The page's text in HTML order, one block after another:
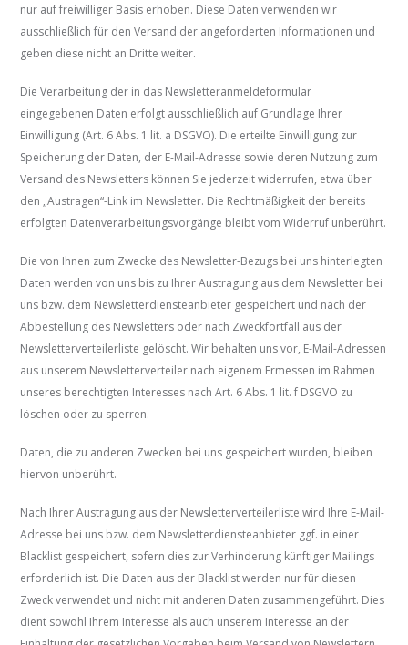
nur auf freiwilliger Basis erhoben. Diese Daten verwenden wir
ausschließlich für den Versand der angeforderten Informationen und
geben diese nicht an Dritte weiter.
Die Verarbeitung der in das Newsletteranmeldeformular
eingegebenen Daten erfolgt ausschließlich auf Grundlage Ihrer
Einwilligung (Art. 6 Abs. 1 lit. a DSGVO). Die erteilte Einwilligung zur
Speicherung der Daten, der E-Mail-Adresse sowie deren Nutzung zum
Versand des Newsletters können Sie jederzeit widerrufen, etwa über
den „Austragen“-Link im Newsletter. Die Rechtmäßigkeit der bereits
erfolgten Datenverarbeitungsvorgänge bleibt vom Widerruf unberührt.
Die von Ihnen zum Zwecke des Newsletter-Bezugs bei uns hinterlegten
Daten werden von uns bis zu Ihrer Austragung aus dem Newsletter bei
uns bzw. dem Newsletterdiensteanbieter gespeichert und nach der
Abbestellung des Newsletters oder nach Zweckfortfall aus der
Newsletterverteilerliste gelöscht. Wir behalten uns vor, E-Mail-Adressen
aus unserem Newsletterverteiler nach eigenem Ermessen im Rahmen
unseres berechtigten Interesses nach Art. 6 Abs. 1 lit. f DSGVO zu
löschen oder zu sperren.
Daten, die zu anderen Zwecken bei uns gespeichert wurden, bleiben
hiervon unberührt.
Nach Ihrer Austragung aus der Newsletterverteilerliste wird Ihre E-Mail-
Adresse bei uns bzw. dem Newsletterdiensteanbieter ggf. in einer
Blacklist gespeichert, sofern dies zur Verhinderung künftiger Mailings
erforderlich ist. Die Daten aus der Blacklist werden nur für diesen
Zweck verwendet und nicht mit anderen Daten zusammengeführt. Dies
dient sowohl Ihrem Interesse als auch unserem Interesse an der